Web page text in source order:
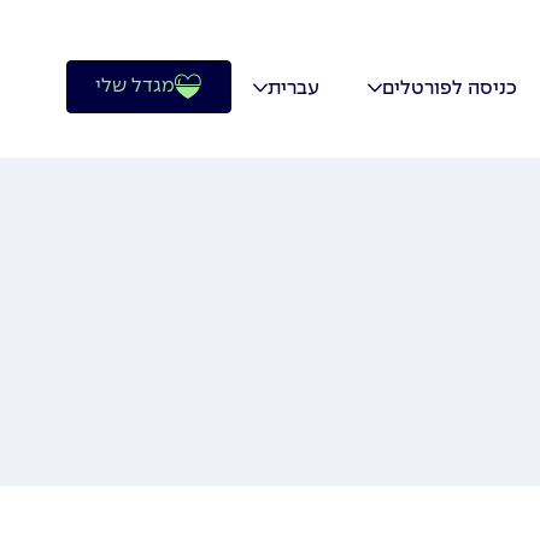
כניסה לפורטלים עברית מגדל שלי